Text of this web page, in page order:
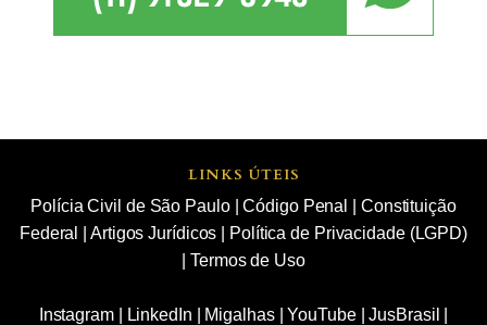
LINKS ÚTEIS
Polícia Civil de São Paulo|Código Penal
Constituição
Federal
Artigos Jurídicos
Política de Privacidade (LGPD)
|Termos de Uso
Instagram| LinkedIn Migalhas|YouTube|JusBrasil